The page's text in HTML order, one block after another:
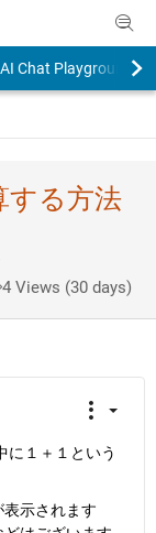
AI Chat Playground
する方法
4 Views (30 days)
に１＋１という
示されます